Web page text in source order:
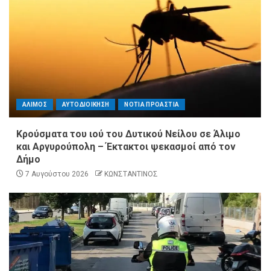
ΑΛΙΜΟΣ ΑΥΤΟΔΙΟΙΚΗΣΗ ΝΟΤΙΑ ΠΡΟΑΣΤΙΑ
Κρούσματα του ιού του Δυτικού Νείλου σε Άλιμο
και Αργυρούπολη – Έκτακτοι ψεκασμοί από τον
Δήμο
7 Αυγούστου 2026 ΚΩΝΣΤΑΝΤΙΝΟΣ